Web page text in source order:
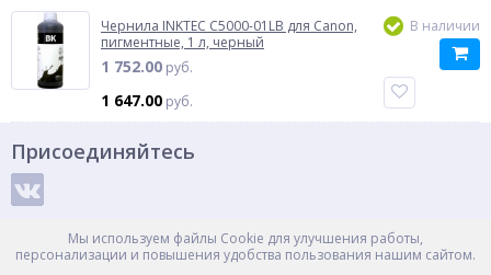
Чернила INKTEC C5000-01LB для Canon,
пигментные, 1 л, черный
1 752.00 руб.
1 647.00 руб.
В наличии
Мы используем файлы Cookie для улучшения работы,
персонализации и повышения удобства пользования нашим сайтом.
Присоединяйтесь
Способы оплаты